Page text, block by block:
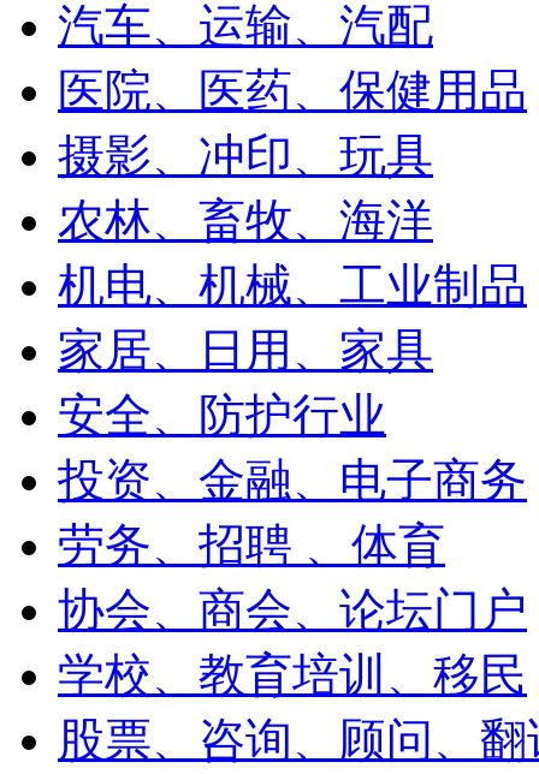
汽车、运输、汽配
医院、医药、保健用品
摄影、冲印、玩具
农林、畜牧、海洋
机电、机械、工业制品
家居、日用、家具
安全、防护行业
投资、金融、电子商务
劳务、招聘 、体育
协会、商会、论坛门户
学校、教育培训、移民
股票、咨询、顾问、翻